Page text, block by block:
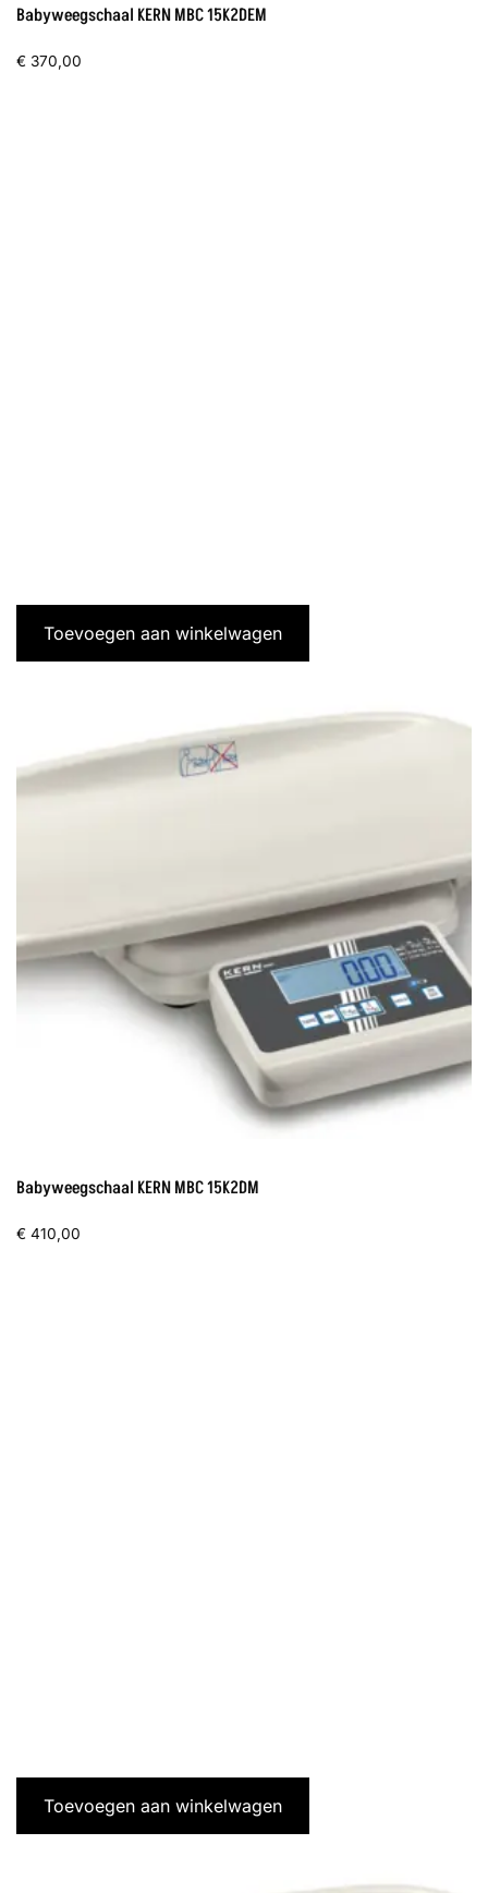
Babyweegschaal KERN MBC 15K2DEM
€ 370,00
Toevoegen aan winkelwagen
Babyweegschaal KERN MBC 15K2DM
€ 410,00
Toevoegen aan winkelwagen